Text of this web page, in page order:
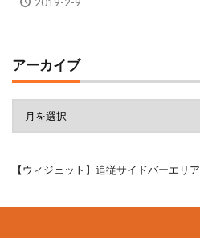
アーカイブ
【ウィジェット】追従サイドバーエリア